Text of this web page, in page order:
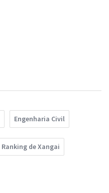
Engenharia Civil
Ranking de Xangai